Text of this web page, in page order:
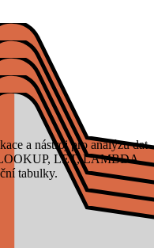
a nástroj pro analýzu dat
LET, LAMBDA,
tabulky.